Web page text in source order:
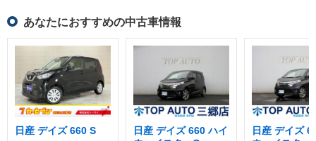
あなたにおすすめの中古車情報
日産 デイズ 660 S
日産 デイズ 660 ハイ
日産 デイズ